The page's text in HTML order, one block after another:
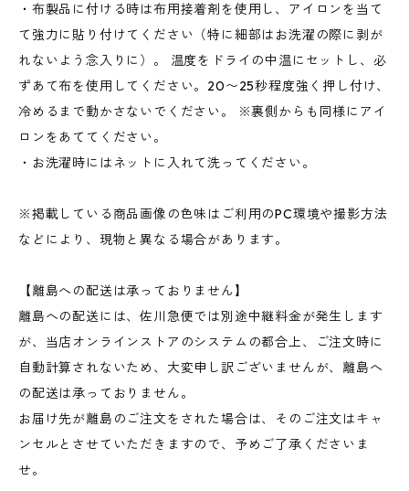
・布製品に付ける時は布用接着剤を使用し、アイロンを当て
て強力に貼り付けてください（特に細部はお洗濯の際に剥が
れないよう念入りに）。 温度をドライの中温にセットし、必
ずあて布を使用してください。20〜25秒程度強く押し付け、
冷めるまで動かさないでください。 ※裏側からも同様にアイ
ロンをあててください。
・お洗濯時にはネットに入れて洗ってください。
※掲載している商品画像の色味はご利用のPC環境や撮影方法
などにより、現物と異なる場合があります。
【離島への配送は承っておりません】
離島への配送には、佐川急便では別途中継料金が発生します
が、当店オンラインストアのシステムの都合上、ご注文時に
自動計算されないため、大変申し訳ございませんが、離島へ
の配送は承っておりません。
お届け先が離島のご注文をされた場合は、そのご注文はキャ
ンセルとさせていただきますので、予めご了承くださいま
せ。